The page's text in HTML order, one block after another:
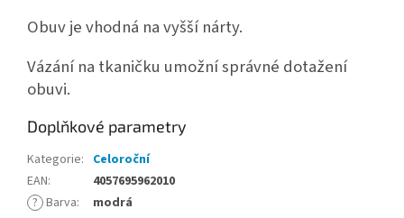
Obuv je vhodná na vyšší nárty.
Vázání na tkaničku umožní správné dotažení
obuvi.
Doplňkové parametry
Kategorie: Celoroční
EAN:
4057695962010
? Barva: modrá